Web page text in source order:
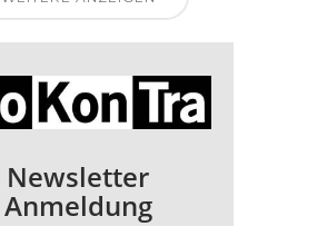
Newsletter
Anmeldung